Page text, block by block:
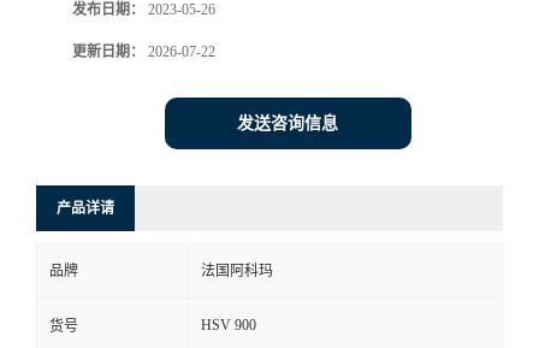
系
发布日期： 2023-05-26
更新日期： 2026-07-22
发送咨询信息
产品详请
品牌 法国阿科玛
货号 HSV 900